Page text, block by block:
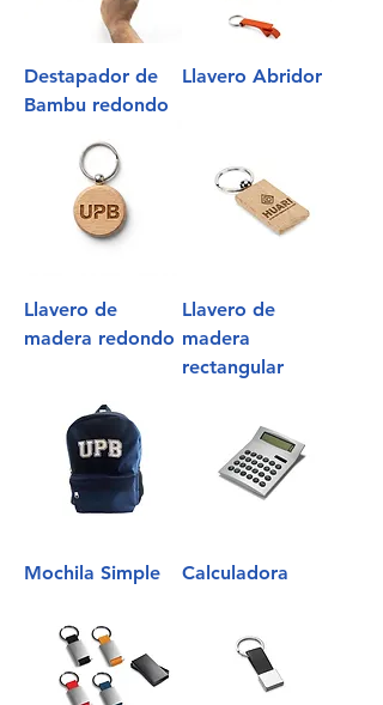
Destapador de
Bambu redondo
Llavero Abridor
Llavero de
madera redondo
Llavero de
madera
rectangular
Mochila Simple Calculadora